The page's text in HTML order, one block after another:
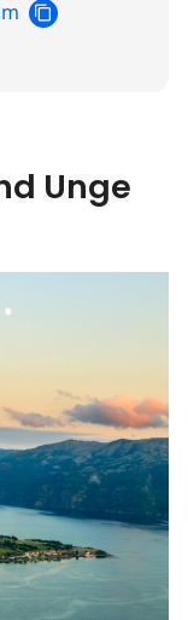
COPY
EMAIL
Unge